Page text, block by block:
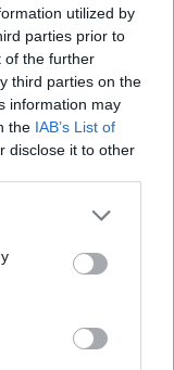
utilized by
parties prior to
of the further
third parties on the
information may
the IAB’s List of
disclose it to other
800
000 kr
Ja
950
000 kr
Ja